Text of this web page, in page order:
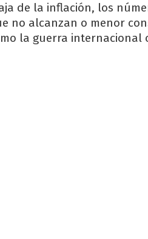
de la inflación, los
no alcanzan o menor
la guerra internacional